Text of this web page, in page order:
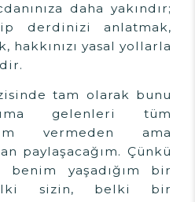
daha yakındır;
derdinizi anlatmak,
hakkınızı yasal yollarla
tam olarak bunu
gelenleri tüm
vermeden ama
paylaşacağım. Çünkü
benim yaşadığım bir
sizin, belki bir